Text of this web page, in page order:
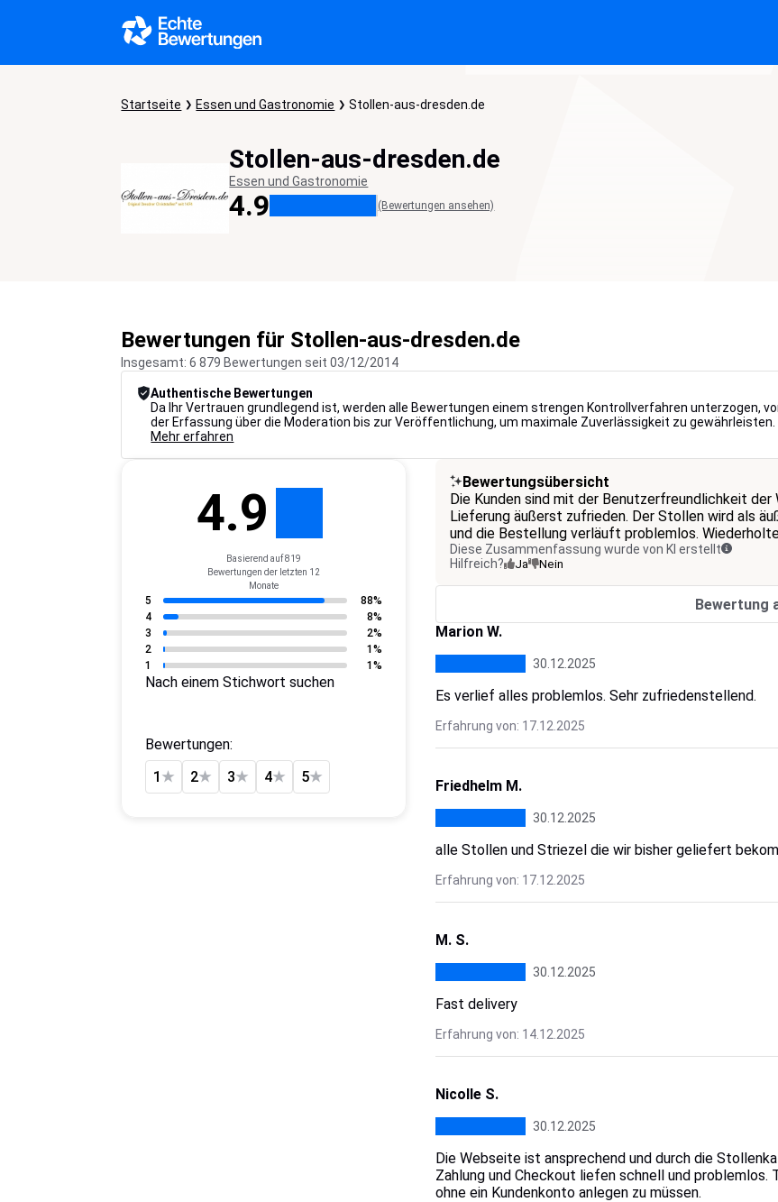
Startseite Essen und Gastronomie Stollen-aus-dresden.de
Stollen-aus-dresden.de
Essen und Gastronomie
4.9 (Bewertungen ansehen)
Bewertungen für Stollen-aus-dresden.de
Insgesamt: 6 879 Bewertungen seit 03/12/2014
Authentische Bewertungen
Da Ihr Vertrauen grundlegend ist, werden alle Bewertungen einem strengen Kontrollverfahren unterzogen,
der Erfassung über die Moderation bis zur Veröffentlichung, um maximale Zuverlässigkeit zu gewährleisten.
Mehr erfahren
4.9
Basierend auf 819
Bewertungen der letzten 12
Monate
5
88%
4
8%
3
2%
2
1%
1
1%
Nach einem Stichwort suchen
Bewertungen:
1 ★ 2★ 3★ 4★ 5★
Bewertungsübersicht
Die Kunden sind mit der Benutzerfreundlichkeit
Lieferung äußerst zufrieden. Der Stollen wird als
und die Bestellung verläuft problemlos.
Diese Zusammenfassung wurde von KI erstellt
Hilfreich?
Ja Nein
Bewertung
Marion W.
30.12.2025
Es verlief alles problemlos. Sehr zufriedenstellend.
Erfahrung von: 17.12.2025
Friedhelm M.
30.12.2025
alle Stollen und Striezel die wir bisher geliefert
Erfahrung von: 17.12.2025
M. S.
30.12.2025
Fast delivery
Erfahrung von: 14.12.2025
Nicolle S.
30.12.2025
Die Webseite ist ansprechend und durch die
Zahlung und Checkout liefen schnell und problemlos.
ohne ein Kundenkonto anlegen zu müssen.